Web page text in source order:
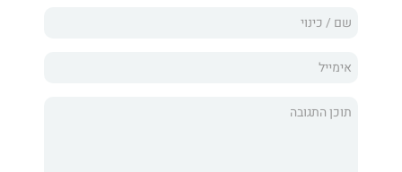
האירועים המעצבים את חיינו. הספר, שראה אור לראשונה בשנת
והוסרט.